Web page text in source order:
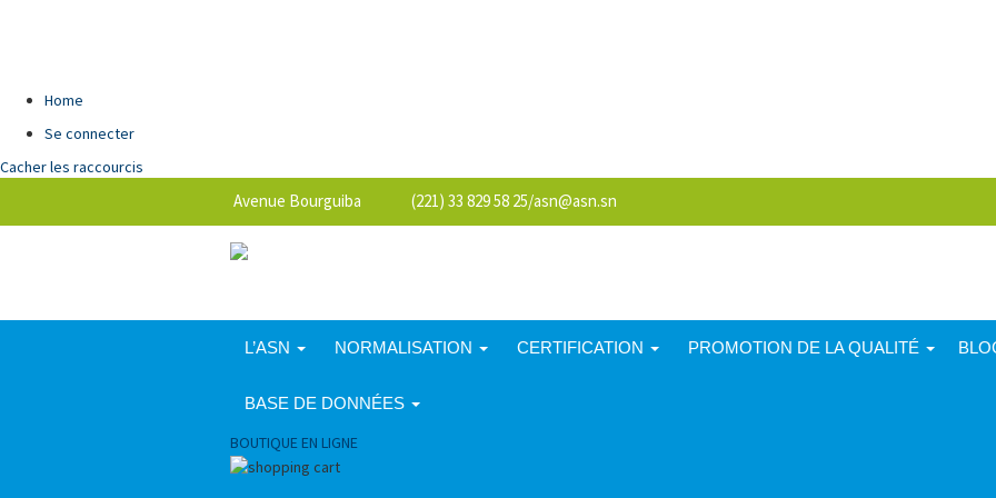
Home
Se connecter
Cacher les raccourcis
Avenue Bourguiba (221) 33 829 58 25/asn@asn.sn
L’ASN NORMALISATION CERTIFICATION PROMOTION DE LA QUALITÉ
BASE DE DONNÉES
BOUTIQUE EN LIGNE